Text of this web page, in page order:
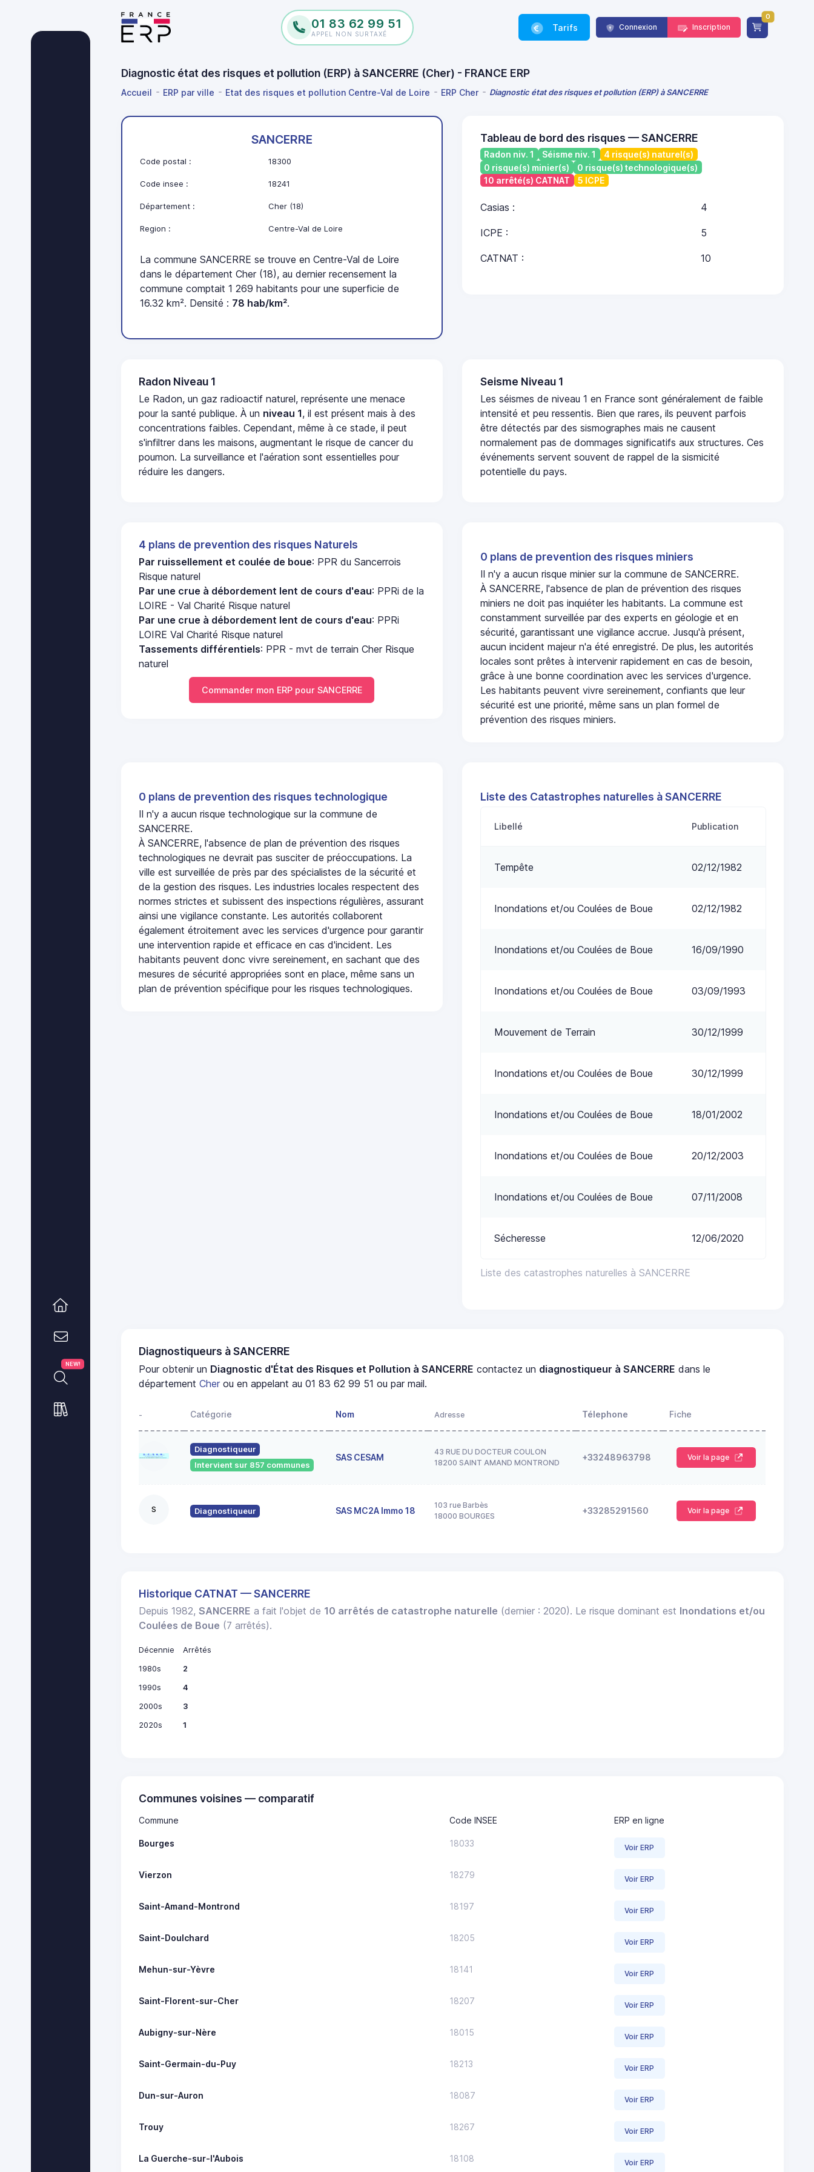
01 83 62 99 51
APPEL NON SURTAXÉ
Tarifs Connexion Inscription
0
Diagnostic état des risques et pollution (ERP) à SANCERRE (Cher) - FRANCE ERP
Accueil ERP par ville Etat des risques et pollution Centre-Val de Loire ERP Cher Diagnostic état des risques et pollution (ERP) à SANCERRE
NEW!
SANCERRE
Code postal : 18300
Code insee : 18241
Département : Cher (18)
Region : Centre-Val de Loire
La commune SANCERRE se trouve en Centre-Val de Loire
dans le département Cher (18), au dernier recensement la
commune comptait 1 269 habitants pour une superficie de
16.32 km². Densité : 78 hab/km².
Tableau de bord des risques — SANCERRE
Radon niv. 1 Séisme niv. 1
4 risque(s) naturel(s)
0 risque(s) minier(s)
0 risque(s) technologique(s)
10 arrêté(s) CATNAT
5 ICPE
Casias : 4
ICPE : 5
CATNAT : 10
Radon Niveau 1
Le Radon, un gaz radioactif naturel, représente une menace
pour la santé publique. À un niveau 1, il est présent mais à des
concentrations faibles. Cependant, même à ce stade, il peut
s'infiltrer dans les maisons, augmentant le risque de cancer du
poumon. La surveillance et l'aération sont essentielles pour
réduire les dangers.
Seisme Niveau 1
Les séismes de niveau 1 en France sont généralement de faible
intensité et peu ressentis. Bien que rares, ils peuvent parfois
être détectés par des sismographes mais ne causent
normalement pas de dommages significatifs aux structures. Ces
événements servent souvent de rappel de la sismicité
potentielle du pays.
4 plans de prevention des risques Naturels
Par ruissellement et coulée de boue: PPR du Sancerrois
Risque naturel
Par une crue à débordement lent de cours d'eau: PPRi de la
LOIRE - Val Charité Risque naturel
Par une crue à débordement lent de cours d'eau: PPRi
LOIRE Val Charité Risque naturel
Tassements différentiels: PPR - mvt de terrain Cher Risque
naturel
Commander mon ERP pour SANCERRE
0 plans de prevention des risques miniers
Il n'y a aucun risque minier sur la commune de SANCERRE.
À SANCERRE, l'absence de plan de prévention des risques
miniers ne doit pas inquiéter les habitants. La commune est
constamment surveillée par des experts en géologie et en
sécurité, garantissant une vigilance accrue. Jusqu'à présent,
aucun incident majeur n'a été enregistré. De plus, les autorités
locales sont prêtes à intervenir rapidement en cas de besoin,
grâce à une bonne coordination avec les services d'urgence.
Les habitants peuvent vivre sereinement, confiants que leur
sécurité est une priorité, même sans un plan formel de
prévention des risques miniers.
0 plans de prevention des risques technologique
Il n'y a aucun risque technologique sur la commune de
SANCERRE.
À SANCERRE, l'absence de plan de prévention des risques
technologiques ne devrait pas susciter de préoccupations. La
ville est surveillée de près par des spécialistes de la sécurité et
de la gestion des risques. Les industries locales respectent des
normes strictes et subissent des inspections régulières, assurant
ainsi une vigilance constante. Les autorités collaborent
également étroitement avec les services d'urgence pour garantir
une intervention rapide et efficace en cas d'incident. Les
habitants peuvent donc vivre sereinement, en sachant que des
mesures de sécurité appropriées sont en place, même sans un
plan de prévention spécifique pour les risques technologiques.
Liste des Catastrophes naturelles à SANCERRE
Liste des catastrophes naturelles à SANCERRE
Libellé Publication
Tempête 02/12/1982
Inondations et/ou Coulées de Boue 02/12/1982
Inondations et/ou Coulées de Boue 16/09/1990
Inondations et/ou Coulées de Boue 03/09/1993
Mouvement de Terrain 30/12/1999
Inondations et/ou Coulées de Boue 30/12/1999
Inondations et/ou Coulées de Boue 18/01/2002
Inondations et/ou Coulées de Boue 20/12/2003
Inondations et/ou Coulées de Boue 07/11/2008
Sécheresse 12/06/2020
Diagnostiqueurs à SANCERRE
Pour obtenir un Diagnostic d'État des Risques et Pollution à SANCERRE contactez un diagnostiqueur à SANCERRE dans le
départementCher ou en appelant au 01 83 62 99 51 ou par mail.
- Catégorie Nom Adresse Télephone Fiche
Diagnostiqueur
Intervient sur 857 communes
SAS CESAM
43 RUE DU DOCTEUR COULON
18200 SAINT AMAND MONTROND
+33248963798 Voir la page
S Diagnostiqueur SAS MC2A Immo 18
103 rue Barbès
18000 BOURGES
+33285291560 Voir la page
Historique CATNAT — SANCERRE
Depuis 1982,SANCERRE a fait l'objet de 10 arrêtés de catastrophe naturelle (dernier : 2020). Le risque dominant est Inondations et/ou
Coulées de Boue (7 arrêtés).
Décennie
Arrêtés
1980s
2
1990s
4
2000s
3
2020s
1
Communes voisines — comparatif
Commune Code INSEE ERP en ligne
Bourges 18033 Voir ERP
Vierzon 18279 Voir ERP
Saint-Amand-Montrond 18197 Voir ERP
Saint-Doulchard 18205 Voir ERP
Mehun-sur-Yèvre 18141 Voir ERP
Saint-Florent-sur-Cher 18207 Voir ERP
Aubigny-sur-Nère 18015 Voir ERP
Saint-Germain-du-Puy 18213 Voir ERP
Dun-sur-Auron 18087 Voir ERP
Trouy 18267 Voir ERP
La Guerche-sur-l'Aubois 18108 Voir ERP